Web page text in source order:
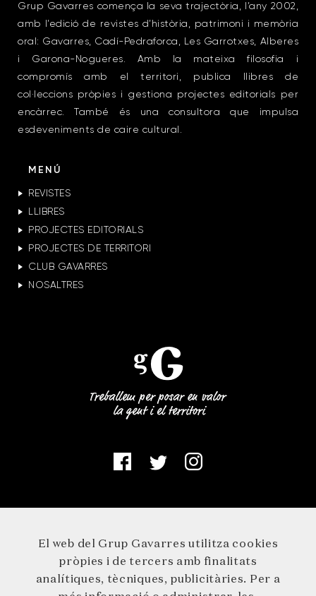
Grup Gavarres comença la seva trajectòria, l’any 2002,
amb l’edició de revistes d’història, patrimoni i memòria
oral: Gavarres, Cadí-Pedraforca, Les Garrotxes, Alberes
i Garona-Nogueres. Amb la mateixa filosofia i
compromís amb el territori, publica llibres de
col·leccions pròpies i gestiona projectes editorials per
encàrrec. També és una consultora que impulsa
esdeveniments de caire cultural.
MENÚ
REVISTES
LLIBRES
PROJECTES EDITORIALS
PROJECTES DE TERRITORI
CLUB GAVARRES
NOSALTRES
El web del Grup Gavarres utilitza cookies
pròpies i de tercers amb finalitats
analítiques, tècniques, publicitàries. Per a